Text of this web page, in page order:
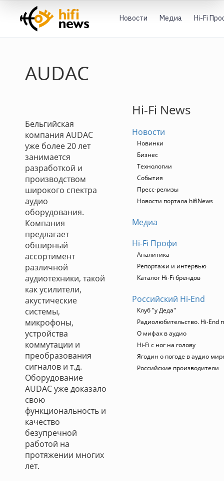
Новости Медиа Hi-Fi
AUDAC
Бельгийская
компания AUDAC
уже более 20 лет
занимается
разработкой и
производством
широкого спектра
аудио
оборудования.
Компания
предлагает
обширный
ассортимент
различной
аудиотехники, такой
как усилители,
акустические
системы,
микрофоны,
устройства
коммутации и
преобразования
сигналов и т.д.
Оборудование
AUDAC уже доказало
свою
функциональность и
качество
безупречной
работой на
протяжении многих
лет.
Hi-Fi News
Новости
Новинки
Бизнес
Технологии
События
Пресс-релизы
Новости портала hifiNews
Медиа
Hi-Fi Профи
Аналитика
Репортажи и интервью
Каталог Hi-Fi брендов
Российский Hi-End
Клуб "у Деда"
Радиолюбительство. Hi-End
О мифах в аудио
Hi-Fi с ног на голову
Ягодин о погоде в аудио
Российские производители